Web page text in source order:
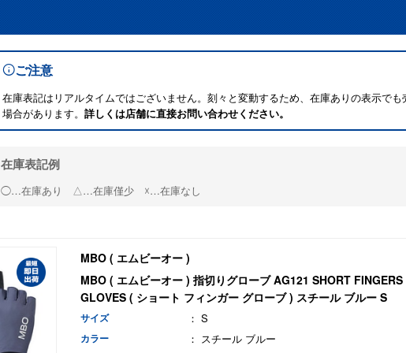
ご注意
在庫表記はリアルタイムではございません。刻々と変動するため、在庫ありの表示でも
場合があります。 詳しくは店舗に直接お問い合わせください。
在庫表記例
◯…在庫あり △…在庫僅少 ☓…在庫なし
MBO ( エムビーオー )
MBO ( エムビーオー ) 指切りグローブ AG121 SHORT FINGERS
GLOVES ( ショート フィンガー グローブ ) スチール ブルー S
サイズ ： S
カラー ： スチール ブルー